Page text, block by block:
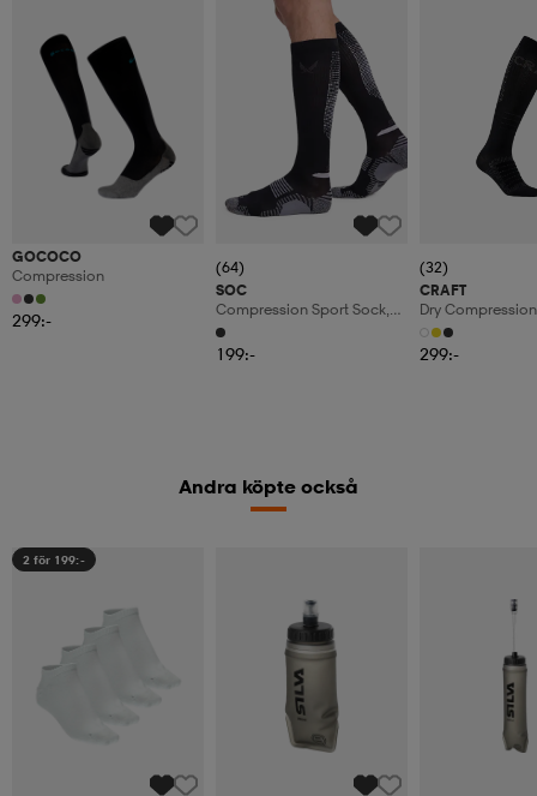
GOCOCO
Compression
299:-
(64)
SOC
Compression Sport Sock,
Löparstrumpor, Unisex
199:-
(32)
CRAFT
Dry
299:-
Andra köpte också
2 för 199:-